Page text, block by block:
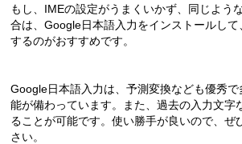
もし、IMEの設定がうまくいかず、同じよう
合は、Google日本語入力をインストールし
するのがおすすめです。
Google日本語入力は、予測変換なども優秀
能が備わっています。また、過去の入力文字
ることが可能です。使い勝手が良いので、ぜ
さい。